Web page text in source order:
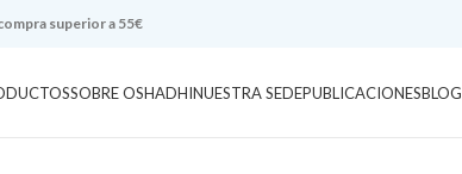
superior a 55€
SOBRE OSHADHINUESTRA SEDEPUBLICACIONESBLOG